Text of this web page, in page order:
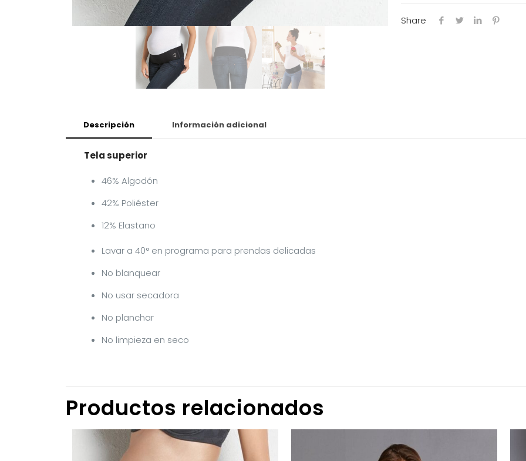
Maternity
Share
Descripción Información adicional
Tela superior
46% Algodón
42% Poliéster
12% Elastano
Lavar a 40° en programa para prendas delicadas
No blanquear
No usar secadora
No planchar
No limpieza en seco
Productos relacionados